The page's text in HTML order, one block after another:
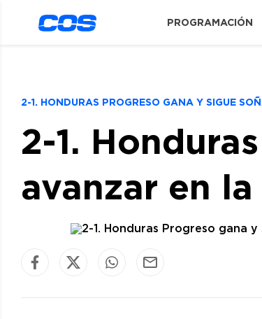
PROGRAMACIÓN
2-1. HONDURAS PROGRESO GANA Y SIGUE
2-1.
avanzar en